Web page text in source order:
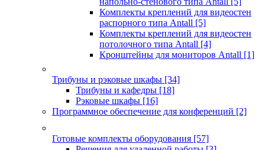
Комплекты креплений для видеостен
распорного типа Antall [5]
Комплекты креплений для видеостен
потолочного типа Antall [4]
Кронштейны для мониторов Antall [1]
Трибуны и рэковые шкафы [34]
Трибуны и кафедры [18]
Рэковые шкафы [16]
Программное обеспечение для конференций [2]
Готовые комплекты оборудования [57]